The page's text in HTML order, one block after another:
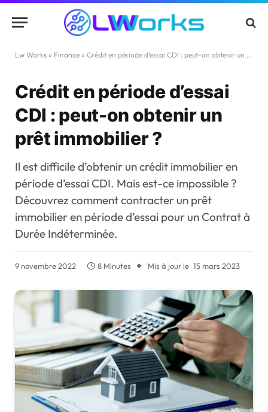
Lw Works » Finance » Crédit en période d’essai CDI : peut-on obtenir un prêt immobilier ?
Crédit en période d’essai
CDI : peut-on obtenir un
prêt immobilier ?
Il est difficile d’obtenir un crédit immobilier en
période d’essai CDI. Mais est-ce impossible ?
Découvrez comment contracter un prêt
immobilier en période d’essai pour un Contrat à
Durée Indéterminée.
9 novembre 2022 8 Minutes Mis à jour le 15 mars 2023